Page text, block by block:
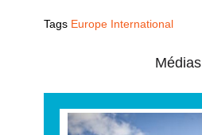
Tags Europe International
Médias